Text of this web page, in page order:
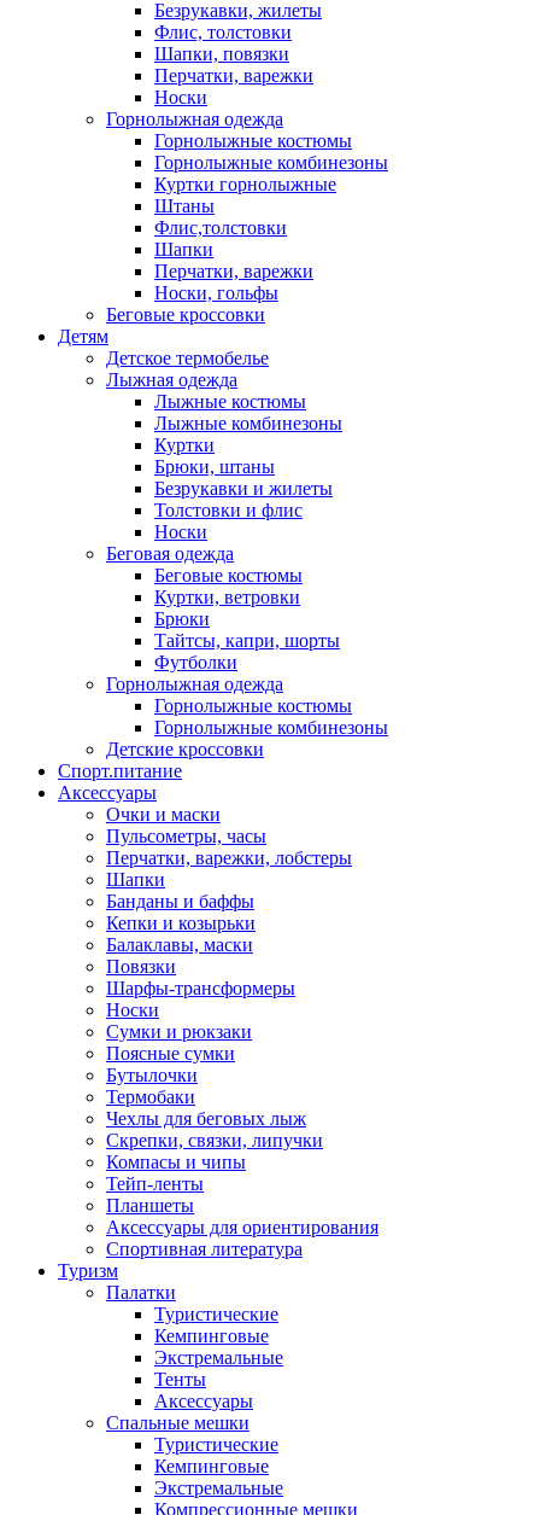
Безрукавки, жилеты
Флис, толстовки
Шапки, повязки
Перчатки, варежки
Носки
Горнолыжная одежда
Горнолыжные костюмы
Горнолыжные комбинезоны
Куртки горнолыжные
Штаны
Флис,толстовки
Шапки
Перчатки, варежки
Носки, гольфы
Беговые кроссовки
Детям
Детское термобелье
Лыжная одежда
Лыжные костюмы
Лыжные комбинезоны
Куртки
Брюки, штаны
Безрукавки и жилеты
Толстовки и флис
Носки
Беговая одежда
Беговые костюмы
Куртки, ветровки
Брюки
Тайтсы, капри, шорты
Футболки
Горнолыжная одежда
Горнолыжные костюмы
Горнолыжные комбинезоны
Детские кроссовки
Спорт.питание
Аксессуары
Очки и маски
Пульсометры, часы
Перчатки, варежки, лобстеры
Шапки
Банданы и баффы
Кепки и козырьки
Балаклавы, маски
Повязки
Шарфы-трансформеры
Носки
Сумки и рюкзаки
Поясные сумки
Бутылочки
Термобаки
Чехлы для беговых лыж
Скрепки, связки, липучки
Компасы и чипы
Тейп-ленты
Планшеты
Аксессуары для ориентирования
Спортивная литература
Туризм
Палатки
Туристические
Кемпинговые
Экстремальные
Тенты
Аксессуары
Спальные мешки
Туристические
Кемпинговые
Экстремальные
Компрессионные мешки